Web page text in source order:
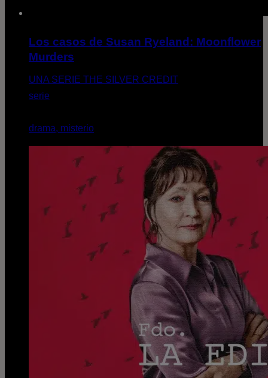
Los casos de Susan Ryeland: Moonflower
Murders
UNA SERIE THE SILVER CREDIT
serie
drama, misterio